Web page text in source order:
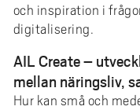
och inspiration i
digitalisering.
AIL Create –
mellan näringsliv,
Hur kan små och